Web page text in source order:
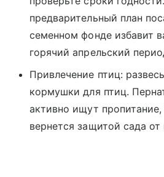
предварительный план
семенном фонде избавит
горячий апрельский
Привлечение птиц:
кормушки для птиц.
активно ищут
вернется защитой сада